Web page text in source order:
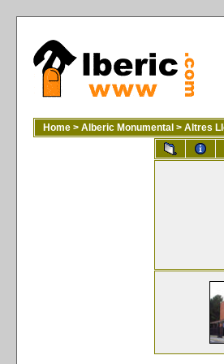
Home > Alberic Monumental > Altres